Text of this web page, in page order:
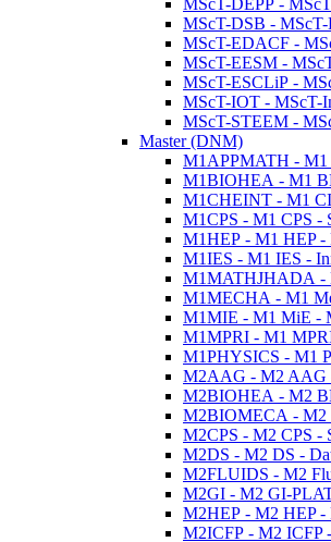
MScT-DEPP -
MScT-DSB - MScT-
MScT-EDACF -
MScT-EESM -
MScT-ESCLiP -
MScT-IOT - MScT-
MScT-STEEM -
Master (DNM)
M1APPMATH - M1
M1BIOHEA - M1
M1CHEINT - M1 CI
M1CPS - M1 CPS -
M1HEP - M1 HEP -
M1IES - M1 IES -
M1MATHJHADA -
M1MECHA - M1
M1MIE - M1 MiE -
M1MPRI - M1
M1PHYSICS - M1
M2AAG - M2 AAG
M2BIOHEA - M2
M2BIOMECA - M2
M2CPS - M2 CPS -
M2DS - M2 DS -
M2FLUIDS - M2
M2GI - M2 GI-
M2HEP - M2 HEP -
M2ICFP - M2 ICFP